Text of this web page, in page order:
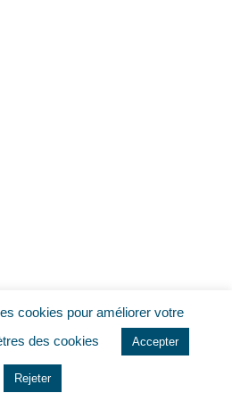
cookies pour améliorer votre
des cookies Accepter
Rejeter